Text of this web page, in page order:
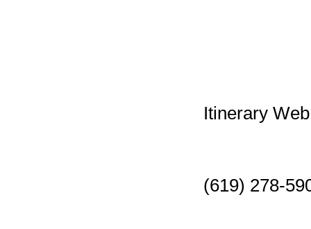
Itinerary
(619) 278-